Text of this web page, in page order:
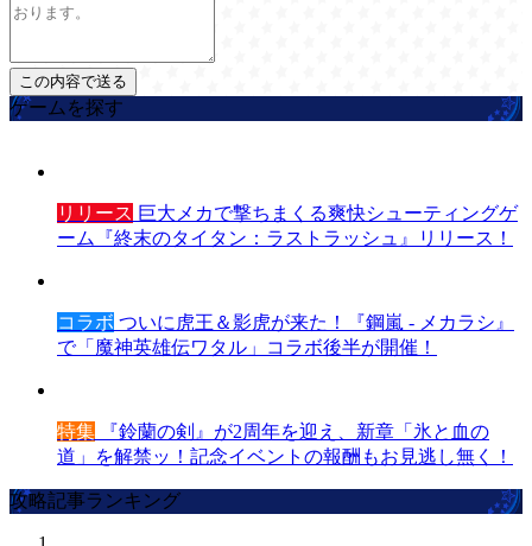
ゲームを探す
リリース 巨大メカで撃ちまくる爽快シューティングゲ
ーム『終末のタイタン：ラストラッシュ』リリース！
コラボ ついに虎王＆影虎が来た！『鋼嵐 - メカラシ』
で「魔神英雄伝ワタル」コラボ後半が開催！
特集 『鈴蘭の剣』が2周年を迎え、新章「氷と血の
道」を解禁ッ！記念イベントの報酬もお見逃し無く！
攻略記事ランキング